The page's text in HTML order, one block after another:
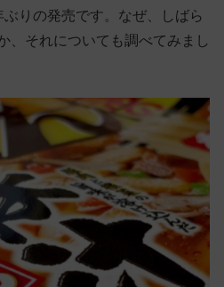
りの発売です。なぜ、しばら
、それについても調べてみまし